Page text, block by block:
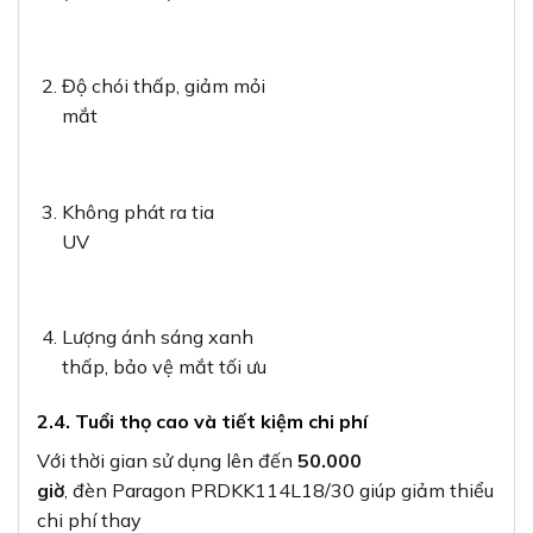
Độ chói thấp, giảm mỏi
mắt
Không phát ra tia
UV
Lượng ánh sáng xanh
thấp, bảo vệ mắt tối ưu
2.4. Tuổi thọ cao và tiết kiệm chi phí
Với thời gian sử dụng lên đến 50.000
giờ , đèn Paragon PRDKK114L18/30 giúp giảm thiểu
chi phí thay